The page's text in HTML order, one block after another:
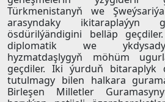
Türkmenistanyň we
arasyndaky ikitaraplaýyn
ösdürilýändigini belläp
diplomatik we
hyzmatdaşlygyň möhüm
geçdiler. Iki ýurduň bitaraplyk
tutulmagy bilen halkara
Birleşen Milletler